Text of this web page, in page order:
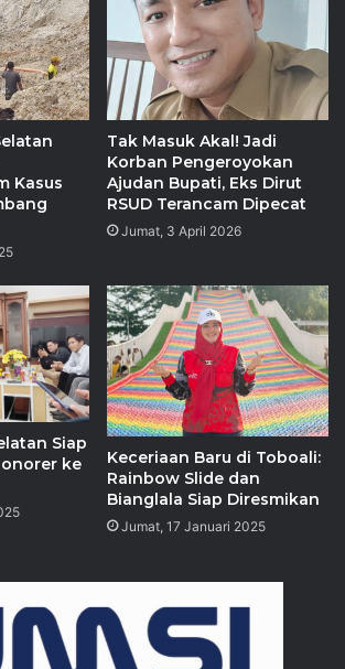
Kasus
Tak Masuk Akal! Jadi
Korban Pengeroyokan
Ajudan Bupati, Eks Dirut
RSUD Terancam Dipecat
Jumat, 3 April 2026
Siap
ke
Keceriaan Baru di Toboali:
Rainbow Slide dan
Bianglala Siap Diresmikan
Jumat, 17 Januari 2025